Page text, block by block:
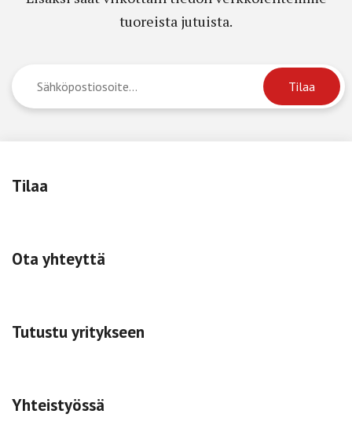
tuoreista jutuista.
Tilaa
Ota yhteyttä
Tutustu yritykseen
Yhteistyössä